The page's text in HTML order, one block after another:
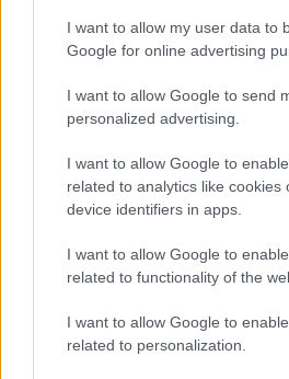
I want to allow my user data to
Google for online advertising
I want to allow Google to send
personalized advertising.
I want to allow Google to
related to analytics like cookies
device identifiers in apps.
I want to allow Google to
related to functionality of the
I want to allow Google to
related to personalization.
állnak” – fogalmazott,
kampányt folytat. Mint
A „rejtőzködő fideszesek”
szakértő úgy fogalmazott: „
vesztésre áll, elkezdi belelátni
rejtőzködő kormánypárti/
Megjegyezte: ez a jelenség
rendszerellenes mini